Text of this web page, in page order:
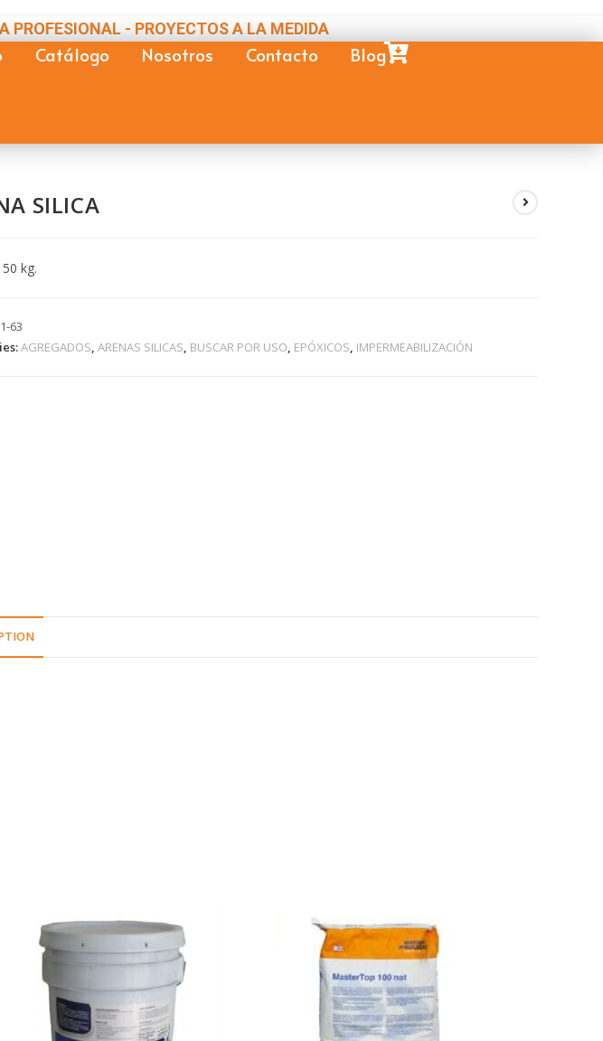
PROFESIONAL - PROYECTOS A LA MEDIDA
Catálogo Nosotros Contacto Blog
SILICA
kg.
63
AGREGADOS, ARENAS SILICAS, BUSCAR POR USO, EPÓXICOS, IMPERMEABILIZACIÓN